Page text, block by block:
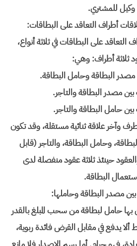
وكيل للمشتري.
أطراف التعاقد على البطاقات:
التعاقد على البطاقات في ثلاثة أنواع،
ثلاثة أطراف: وهي:
وآخر علاقة ثنائية مستقلة، وقد تكون
وحامل البطاقة، والتاجر (قابل
حينئذ ثلاثة عقود منفصلة لدى
البطاقة.
حامل لبطاقة من سحب المبلغ بالقدر
ألا يدفع في مقابل القرض فائدة ربوية،